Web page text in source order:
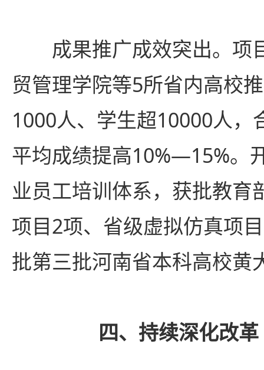
成果推广成效突出。项
贸管理学院等5所省内高校
1000人、学生超10000人，
平均成绩提高10%—15%。
业员工培训体系，获批教育
项目2项、省级虚拟仿真项
批第三批河南省本科高校黄
四、持续深化改革